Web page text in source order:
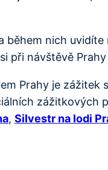
nich
při návštěvě
Prahy je zážitek
zážitkových
, Silvestr na lodi